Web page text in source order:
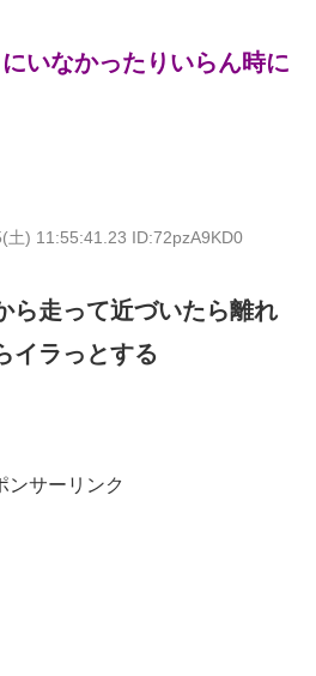
いなかったりいらん時に
土) 11:55:41.23 ID:72pzA9KD0
ら走って近づいたら離れ
イラっとする
ンサーリンク